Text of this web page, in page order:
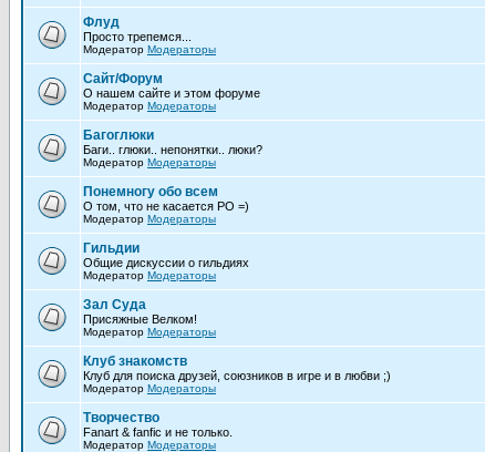
Флуд
Просто трепемся...
Модератор Модераторы
Сайт/Форум
О нашем сайте и этом форуме
Модератор Модераторы
Багоглюки
Баги.. глюки.. непонятки.. люки?
Модератор Модераторы
Понемногу обо всем
О том, что не каcается РО =)
Модератор Модераторы
Гильдии
Общие дискуссии о гильдиях
Модератор Модераторы
Зал Суда
Присяжные Велком!
Модератор Модераторы
Клуб знакомств
Клуб для поиска друзей, союзников в игре и в любви ;)
Модератор Модераторы
Творчество
Fanart & fanfic и не только.
Модератор Модераторы